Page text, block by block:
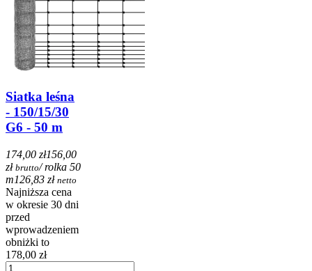
Siatka leśna
- 150/15/30
G6 - 50 m
174,00 zł156,00
zł brutto/ rolka 50
m126,83 zł netto
Najniższa cena
w okresie 30 dni
przed
wprowadzeniem
obniżki to
178,00 zł